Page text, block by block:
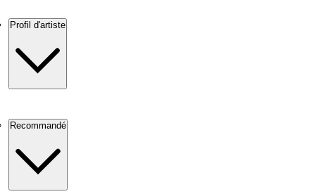
Profil d'artiste
Recommandé